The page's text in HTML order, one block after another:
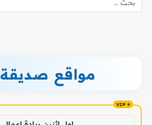
مواقع صديقة